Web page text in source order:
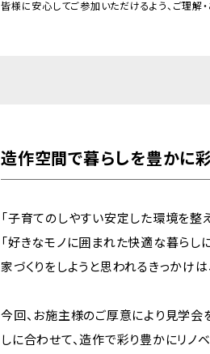
皆様に安心してご参加いただけるよう、ご理解
造作空間で暮らしを豊かに
「子育てのしやすい安定した環境を整
「好きなモノに囲まれた快適な暮らし
家づくりをしようと思われるきっかけ
今回、お施主様のご厚意により見学会
しに合わせて、造作で彩り豊かにリノ